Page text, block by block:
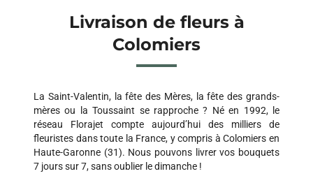
Livraison de fleurs à
Colomiers
La Saint-Valentin, la fête des Mères, la fête des grands-
mères ou la Toussaint se rapproche ? Né en 1992, le
réseau Florajet compte aujourd’hui des milliers de
fleuristes dans toute la France, y compris à Colomiers en
Haute-Garonne (31). Nous pouvons livrer vos bouquets
7 jours sur 7, sans oublier le dimanche !